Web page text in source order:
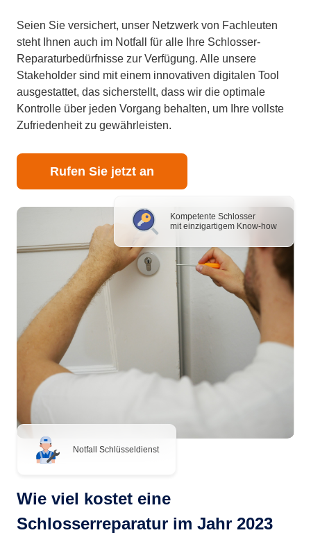
Kompetente Schlosser
mit einzigartigem Know-how
Notfall Schlüsseldienst
Seien Sie versichert, unser Netzwerk von Fachleuten
steht Ihnen auch im Notfall für alle Ihre Schlosser-
Reparaturbedürfnisse zur Verfügung. Alle unsere
Stakeholder sind mit einem innovativen digitalen Tool
ausgestattet, das sicherstellt, dass wir die optimale
Kontrolle über jeden Vorgang behalten, um Ihre vollste
Zufriedenheit zu gewährleisten.
Rufen Sie jetzt an
Wie viel kostet eine
Schlosserreparatur im Jahr 2023